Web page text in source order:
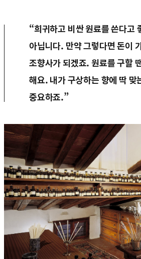
“희귀하고 비싼 원료를 쓴다고
아닙니다. 만약 그렇다면 돈이
조향사가 되겠죠. 원료를 구할
해요. 내가 구상하는 향에 딱 맞
중요하죠.”